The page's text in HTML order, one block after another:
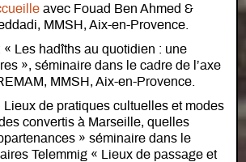
avec Fouad Ben Ahmed &
MMSH, Aix-en-Provence.
« Les hadîths au quotidien : une
», séminaire dans le cadre de l’axe
MMSH, Aix-en-Provence.
Lieux de pratiques cultuelles et modes
convertis à Marseille, quelles
» séminaire dans le
Telemmig « Lieux de passage et